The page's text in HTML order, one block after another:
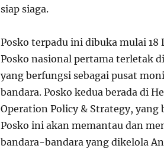
siap siaga.
Posko terpadu ini dibuka mulai 18
Posko nasional pertama terletak
yang berfungsi sebagai pusat
bandara. Posko kedua berada di
Operation Policy & Strategy,
Posko ini akan memantau dan
bandara-bandara yang dikelola